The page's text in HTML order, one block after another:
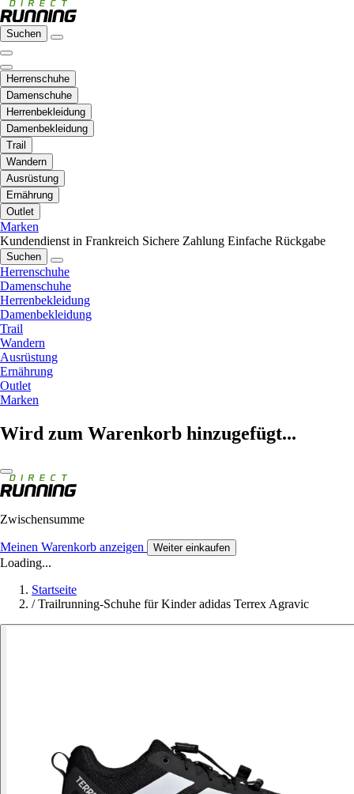
Suchen
Herrenschuhe
Damenschuhe
Herrenbekleidung
Damenbekleidung
Trail
Wandern
Ausrüstung
Ernährung
Outlet
Marken
Kundendienst in Frankreich Sichere Zahlung Einfache Rückgabe
Suchen
Herrenschuhe
Damenschuhe
Herrenbekleidung
Damenbekleidung
Trail
Wandern
Ausrüstung
Ernährung
Outlet
Marken
Wird zum Warenkorb hinzugefügt...
Zwischensumme
Meinen Warenkorb anzeigen Weiter einkaufen
Loading...
Startseite
/ Trailrunning-Schuhe für Kinder adidas Terrex Agravic